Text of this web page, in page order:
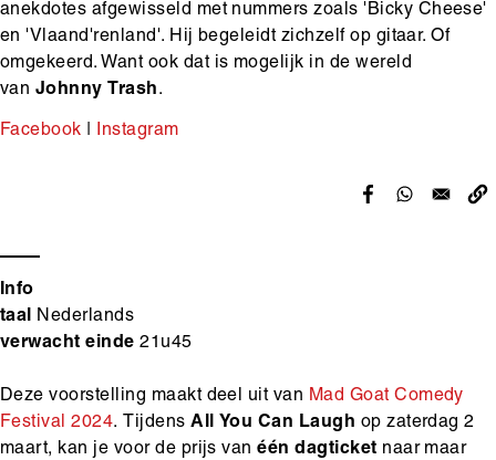
anekdotes afgewisseld met nummers zoals 'Bicky Cheese'
en 'Vlaand'renland'. Hij begeleidt zichzelf op gitaar. Of
omgekeerd. Want ook dat is mogelijk in de wereld
van Johnny Trash.
Facebook | Instagram
Info
taal Nederlands
verwacht einde 21u45
Deze voorstelling maakt deel uit van Mad Goat Comedy
Festival 2024. TijdensAll You Can Laugh op zaterdag 2
maart, kan je voor de prijs vanéén dagticket naar maar